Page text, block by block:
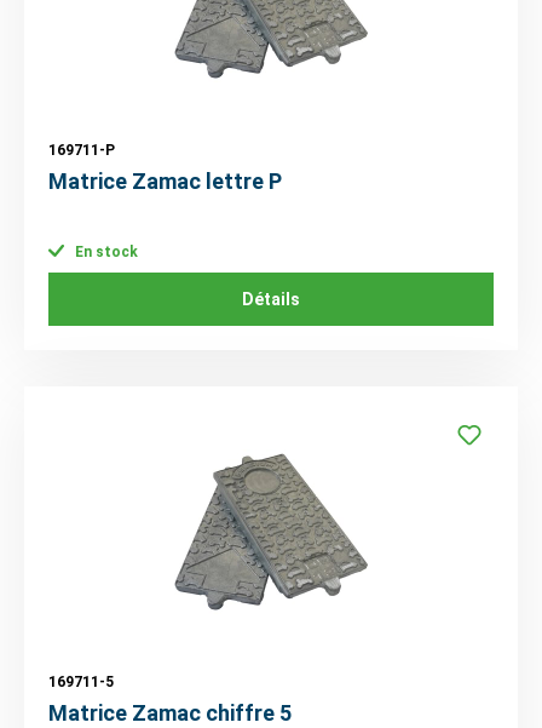
169711-P
Matrice Zamac lettre P
En stock
Détails
169711-5
Matrice Zamac chiffre 5